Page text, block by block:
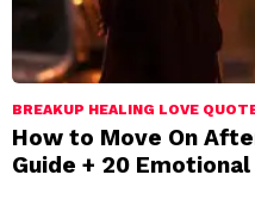
BREAKUP HEALING LOVE
How to Move On
Guide + 20